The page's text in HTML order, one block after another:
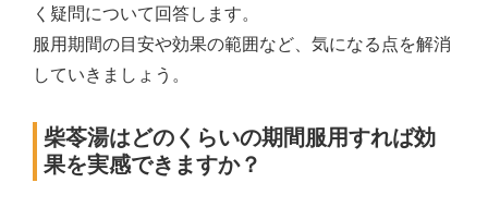
く疑問について回答します。
服用期間の目安や効果の範囲など、気になる点を解消
していきましょう。
柴苓湯はどのくらいの期間服用すれば効
果を実感できますか？